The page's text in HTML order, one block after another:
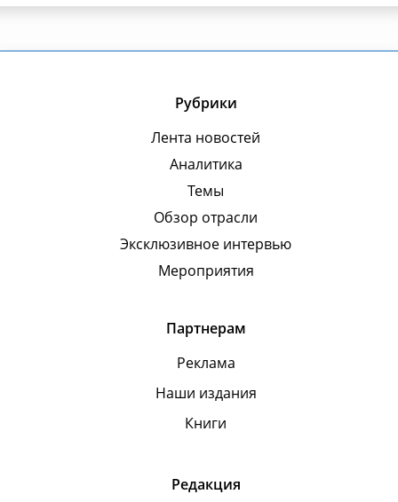
Рубрики
Лента новостей
Аналитика
Темы
Обзор отрасли
Эксклюзивное интервью
Мероприятия
Партнерам
Реклама
Наши издания
Книги
Редакция